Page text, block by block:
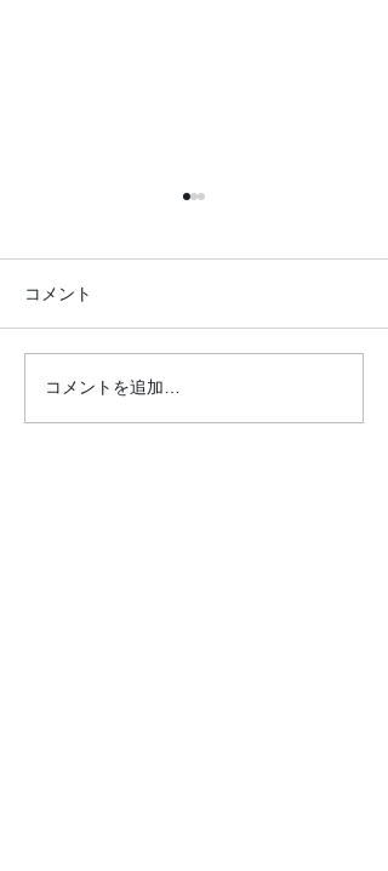
●イキイキ運動教室 レク
リエーション●
コメント
コメントを追加…